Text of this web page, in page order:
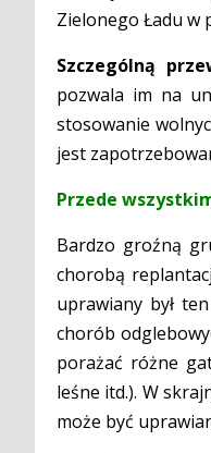
Zielonego Ładu w
Szczególną
pozwala im na
stosowanie
jest
Przede
Bardzo groźną
chorobą
uprawiany był
chorób
porażać różne
leśne itd.). W
może być